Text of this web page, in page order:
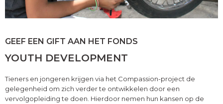
GEEF EEN GIFT AAN HET FONDS
YOUTH DEVELOPMENT
Tieners en jongeren krijgen via het Compassion-project de
gelegenheid om zich verder te ontwikkelen door een
vervolgopleiding te doen. Hierdoor nemen hun kansen op de